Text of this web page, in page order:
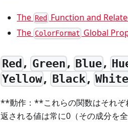
The Red
Function and
The ColorFormat Global
Red ,Green, Blue,
Yellow,Black, White
**動作：**これらの関数はそれぞ
返される値は常に0（その成分を